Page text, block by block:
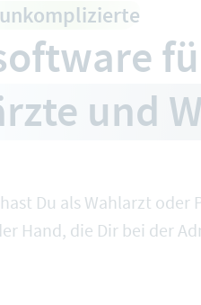
und
Du als Wahlarzt oder
Hand, die Dir bei der